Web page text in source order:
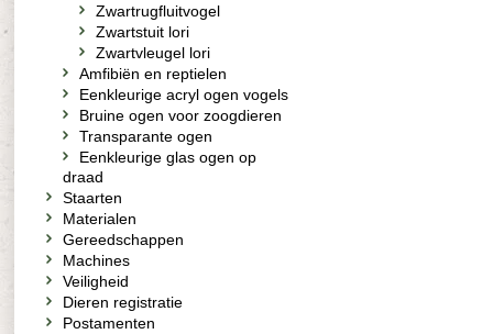
Zwartrugfluitvogel
Zwartstuit lori
Zwartvleugel lori
Amfibiën en reptielen
Eenkleurige acryl ogen vogels
Bruine ogen voor zoogdieren
Transparante ogen
Eenkleurige glas ogen op
draad
Staarten
Materialen
Gereedschappen
Machines
Veiligheid
Dieren registratie
Postamenten